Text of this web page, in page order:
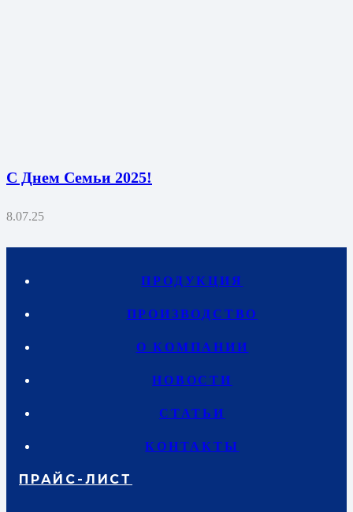
С Днем Семьи 2025!
8.07.25
ПРОДУКЦИЯ
ПРОИЗВОДСТВО
О КОМПАНИИ
НОВОСТИ
СТАТЬИ
КОНТАКТЫ
ПРАЙС-ЛИСТ